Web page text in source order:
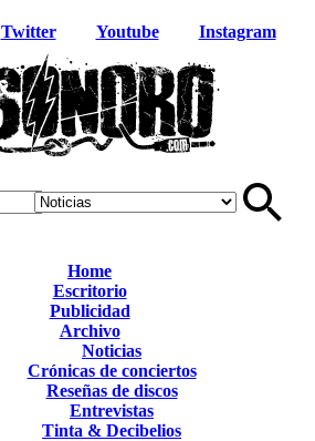
Twitter Youtube Instagram
Home
Escritorio
Publicidad
Archivo
Noticias
Crónicas de conciertos
Reseñas de discos
Entrevistas
Tinta & Decibelios